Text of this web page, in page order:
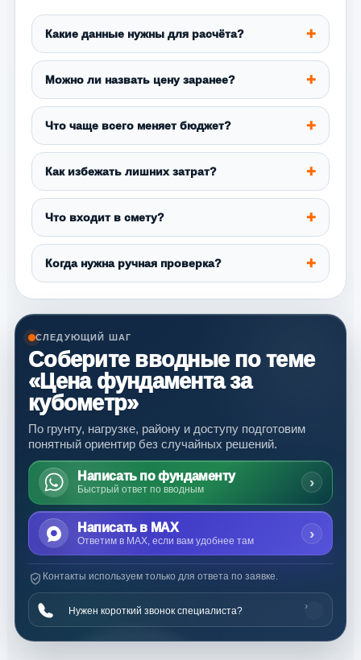
Какие данные нужны для расчёта?
Можно ли назвать цену заранее?
Что чаще всего меняет бюджет?
Как избежать лишних затрат?
Что входит в смету?
Когда нужна ручная проверка?
СЛЕДУЮЩИЙ ШАГ
Соберите вводные по теме
«Цена фундамента за
кубометр»
По грунту, нагрузке, району и доступу подготовим
понятный ориентир без случайных решений.
Написать по фундаменту
Быстрый ответ по вводным ›
Написать в MAX
Ответим в MAX, если вам удобнее там ›
Контакты используем только для ответа по заявке.
Нужен короткий звонок специалиста? ›